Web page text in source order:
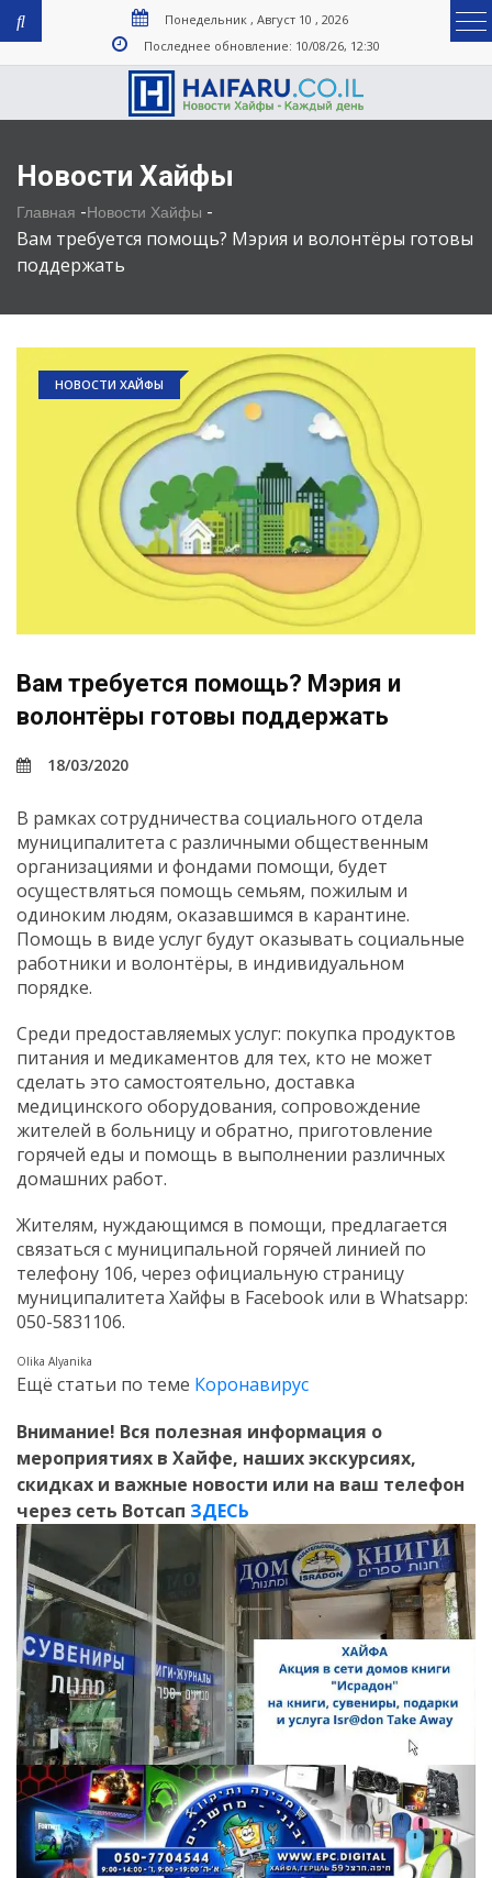
Понедельник , Август 10 , 2026
Последнее обновление: 10/08/26, 12:30
Новости Хайфы
Главная -Новости Хайфы -
Вам требуется помощь? Мэрия и волонтёры готовы
поддержать
НОВОСТИ ХАЙФЫ
Вам требуется помощь? Мэрия и
волонтёры готовы поддержать
18/03/2020
В рамках сотрудничества социального отдела
муниципалитета с различными общественным
организациями и фондами помощи, будет
осуществляться помощь семьям, пожилым и
одиноким людям, оказавшимся в карантине.
Помощь в виде услуг будут оказывать социальные
работники и волонтёры, в индивидуальном
порядке.
Среди предоставляемых услуг: покупка продуктов
питания и медикаментов для тех, кто не может
сделать это самостоятельно, доставка
медицинского оборудования, сопровождение
жителей в больницу и обратно, приготовление
горячей еды и помощь в выполнении различных
домашних работ.
Жителям, нуждающимся в помощи, предлагается
связаться с муниципальной горячей линией по
телефону 106, через официальную страницу
муниципалитета Хайфы в Facebook или в Whatsapp:
050-5831106.
Olika Alyanika
Ещё статьи по теме Коронавирус
Внимание! Вся полезная информация о
мероприятиях в Хайфе, наших экскурсиях,
скидках и важные новости или на ваш телефон
через сеть Вотсап ЗДЕСЬ